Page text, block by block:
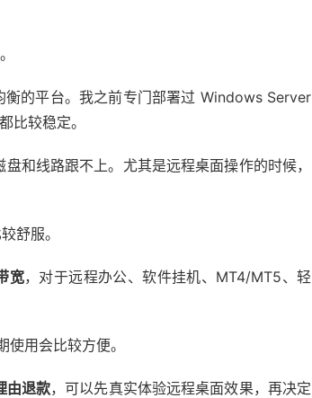
的平台。我之前专门部署过 Windows Server
比较稳定。
和线路跟不上。尤其是远程桌面操作的时候，
舒服。
宽，对于远程办公、软件挂机、MT4/MT5、轻
使用会比较方便。
由退款，可以先真实体验远程桌面效果，再决定